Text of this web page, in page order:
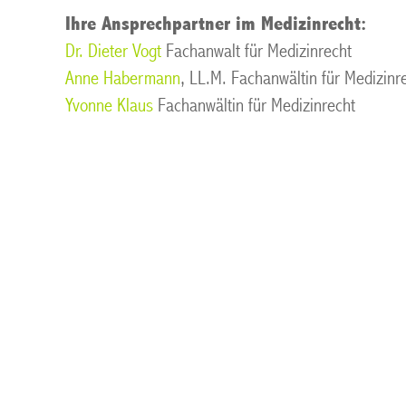
Ihre Ansprechpartner im Medizinrecht:
Dr. Dieter Vogt Fachanwalt für Medizinrecht
Anne Habermann, LL.M. Fachanwältin für
Yvonne Klaus Fachanwältin für Medizinrecht